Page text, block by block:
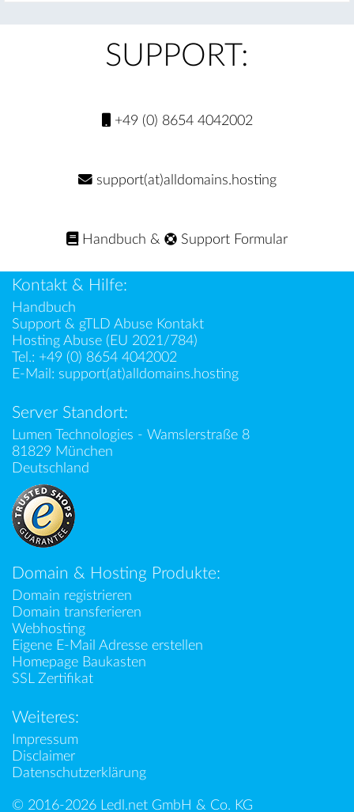
SUPPORT:
+49 (0) 8654 4042002
support(at)alldomains.hosting
Handbuch & Support Formular
Kontakt & Hilfe:
Handbuch
Support & gTLD Abuse Kontakt
Hosting Abuse (EU 2021/784)
Tel.: +49 (0) 8654 4042002
E-Mail: support(at)alldomains.hosting
Server Standort:
Lumen Technologies - Wamslerstraße 8
81829 München
Deutschland
Domain & Hosting Produkte:
Domain registrieren
Domain transferieren
Webhosting
Eigene E-Mail Adresse erstellen
Homepage Baukasten
SSL Zertifikat
Weiteres:
Impressum
Disclaimer
Datenschutzerklärung
© 2016-2026 Ledl.net GmbH & Co. KG